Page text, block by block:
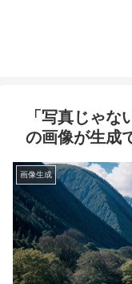
「写真じゃ
の画像が生成
画像生成